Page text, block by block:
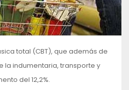
total (CBT), que además de
la indumentaria, transporte y
del 12,2%.